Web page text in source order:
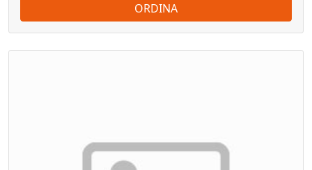
ORDINA